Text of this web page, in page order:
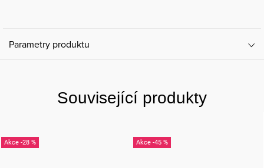
Parametry produktu
Související produkty
-28 % -45 %